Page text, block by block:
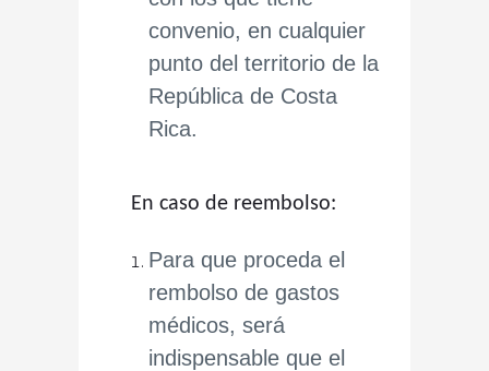
convenio, en cualquier
punto del territorio de la
República de Costa
Rica.
En caso de reembolso:
Para que proceda el
rembolso de gastos
médicos, será
indispensable que el